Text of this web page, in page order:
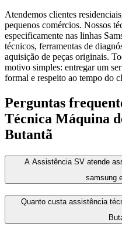
Atendemos clientes
pequenos comércios. Nossos
especificamente nas linhas
técnicos, ferramentas de
aquisição de peças originais.
motivo simples: entregar um
formal e respeito ao tempo do
Perguntas
Técnica Máquina
Butantã
A Assistência SV atende
samsung
Quanto custa assistência